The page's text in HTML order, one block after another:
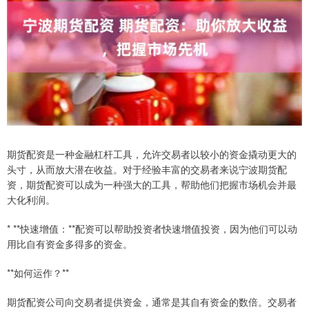
期货配资是一种金融杠杆工具，允许交易者以较小的资金撬动更大的
头寸，从而放大潜在收益。对于经验丰富的交易者来说宁波期货配
资，期货配资可以成为一种强大的工具，帮助他们把握市场机会并最
大化利润。
* **快速增值：**配资可以帮助投资者快速增值投资，因为他们可以动
用比自有资金多得多的资金。
**如何运作？**
期货配资公司向交易者提供资金，通常是其自有资金的数倍。交易者